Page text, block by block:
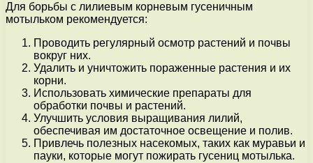
Для борьбы с лилиевым корневым гусеничным
мотыльком рекомендуется:
Проводить регулярный осмотр растений и почвы
вокруг них.
Удалить и уничтожить пораженные растения и их
корни.
Использовать химические препараты для
обработки почвы и растений.
Улучшить условия выращивания лилий,
обеспечивая им достаточное освещение и полив.
Привлечь полезных насекомых, таких как муравьи и
пауки, которые могут пожирать гусениц мотылька.